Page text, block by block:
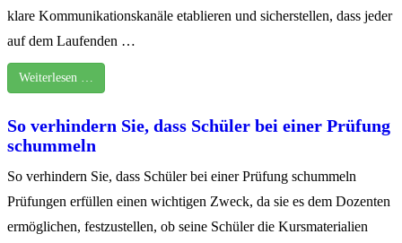
klare Kommunikationskanäle etablieren und sicherstellen, dass jeder
auf dem Laufenden …
Weiterlesen …
So verhindern Sie, dass Schüler bei einer Prüfung
schummeln
So verhindern Sie, dass Schüler bei einer Prüfung schummeln
Prüfungen erfüllen einen wichtigen Zweck, da sie es dem Dozenten
ermöglichen, festzustellen, ob seine Schüler die Kursmaterialien